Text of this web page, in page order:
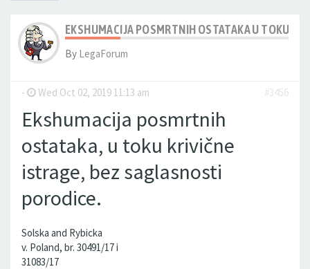
EKSHUMACIJA POSMRTNIH OSTATAKA U TOKU
By LegaForum
- Wed Oct 02, 2019 11:13 am #3456
Ekshumacija posmrtnih
ostataka, u toku krivične
istrage, bez saglasnosti
porodice.
Solska and Rybicka
v. Poland, br. 30491/17 i
31083/17